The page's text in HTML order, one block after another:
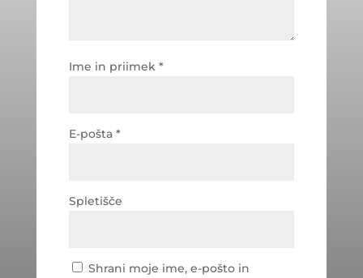
Ime in priimek *
E-pošta *
Spletišče
Shrani moje ime, e-pošto in